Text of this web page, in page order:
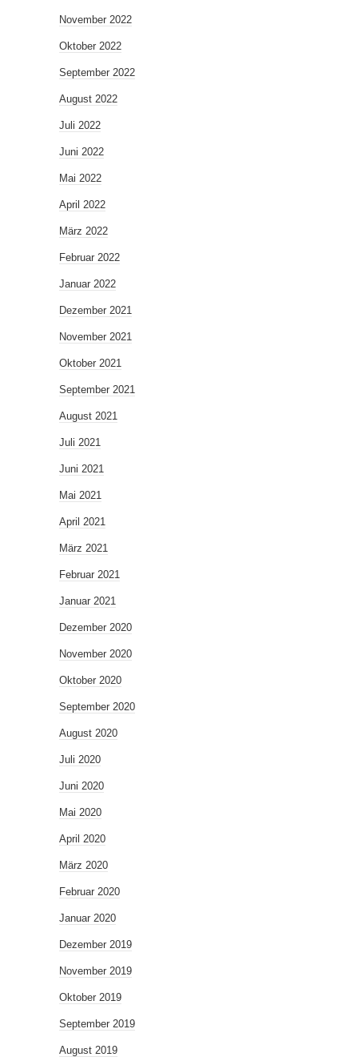
November 2022
Oktober 2022
September 2022
August 2022
Juli 2022
Juni 2022
Mai 2022
April 2022
März 2022
Februar 2022
Januar 2022
Dezember 2021
November 2021
Oktober 2021
September 2021
August 2021
Juli 2021
Juni 2021
Mai 2021
April 2021
März 2021
Februar 2021
Januar 2021
Dezember 2020
November 2020
Oktober 2020
September 2020
August 2020
Juli 2020
Juni 2020
Mai 2020
April 2020
März 2020
Februar 2020
Januar 2020
Dezember 2019
November 2019
Oktober 2019
September 2019
August 2019